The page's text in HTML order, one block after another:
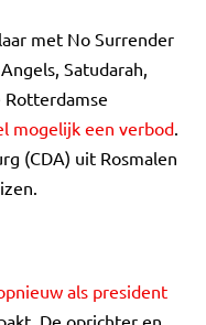
met No Surrender
Satudarah,
Rotterdamse
mogelijk een verbod.
(CDA) uit Rosmalen
als president
De oprichter en